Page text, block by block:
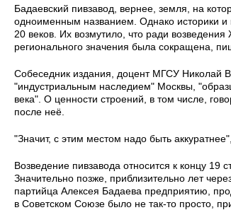
Бадаевский пивзавод, вернее, земля, на
одноименным названием. Однако историки и
20 веков. Их возмутило, что ради
регионального значения была сокращена,
Собеседник издания, доцент МГСУ Николай
"индустриальным наследием" Москвы,
века". О ценности строений, в том числе,
после неё.
"Значит, с этим местом надо быть
Возведение пивзавода относится к концу 19
Значительно позже, приблизительно лет
партийца Алексея Бадаева предприятию,
в Советском Союзе было не так-то просто,